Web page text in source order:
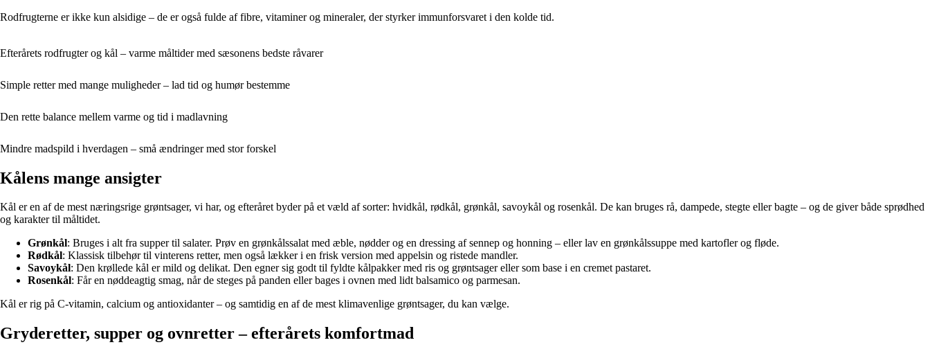
Rodfrugterne er ikke kun alsidige – de er også fulde af fibre, vitaminer og mineraler, der styrker immunforsvaret i den kolde tid.
Efterårets rodfrugter og kål – varme måltider med sæsonens bedste råvarer
Simple retter med mange muligheder – lad tid og humør bestemme
Den rette balance mellem varme og tid i madlavning
Mindre madspild i hverdagen – små ændringer med stor forskel
Kålens mange ansigter
Kål er en af de mest næringsrige grøntsager, vi har, og efteråret byder på et væld af sorter: hvidkål, rødkål, grønkål, savoykål og rosenkål. De kan bruges rå, dampede, stegte eller bagte – og de giver både sprødhed
og karakter til måltidet.
Grønkål: Bruges i alt fra supper til salater. Prøv en grønkålssalat med æble, nødder og en dressing af sennep og honning – eller lav en grønkålssuppe med kartofler og fløde.
Rødkål: Klassisk tilbehør til vinterens retter, men også lækker i en frisk version med appelsin og ristede mandler.
Savoykål: Den krøllede kål er mild og delikat. Den egner sig godt til fyldte kålpakker med ris og grøntsager eller som base i en cremet pastaret.
Rosenkål: Får en nøddeagtig smag, når de steges på panden eller bages i ovnen med lidt balsamico og parmesan.
Kål er rig på C-vitamin, calcium og antioxidanter – og samtidig en af de mest klimavenlige grøntsager, du kan vælge.
Gryderetter, supper og ovnretter – efterårets komfortmad